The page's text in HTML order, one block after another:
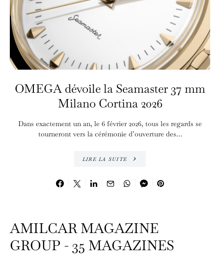
OMEGA dévoile la Seamaster 37 mm
Milano Cortina 2026
Dans exactement un an, le 6 février 2026, tous les regards se
tourneront vers la cérémonie d’ouverture des…
LIRE LA SUITE
AMILCAR MAGAZINE
GROUP - 35 MAGAZINES